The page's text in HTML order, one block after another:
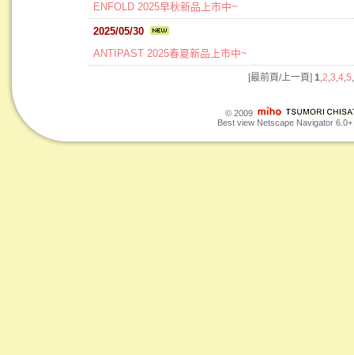
ENFOLD 2025早秋新品上市中~
2025/05/30
ANTIPAST 2025春夏新品上市中~
[最前頁/上一頁] 1 2 3 4 5
© 2009
Best view Netscape Navigator